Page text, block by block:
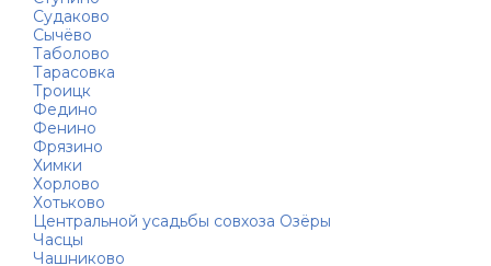
Судаково
Сычёво
Таболово
Тарасовка
Троицк
Федино
Фенино
Фрязино
Химки
Хорлово
Хотьково
Центральной усадьбы совхоза Озёры
Часцы
Чашниково